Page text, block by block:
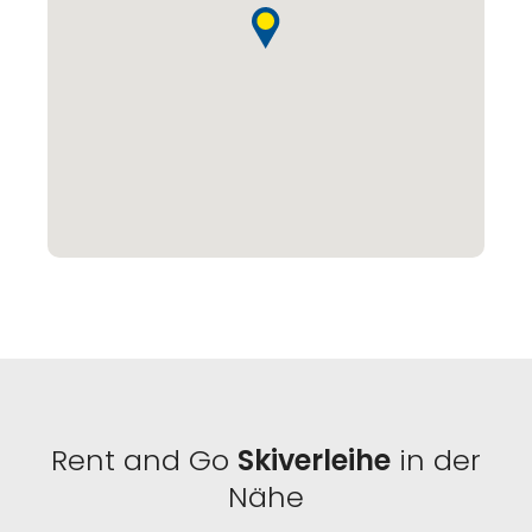
Rent and Go Skiverleihe in der
Nähe